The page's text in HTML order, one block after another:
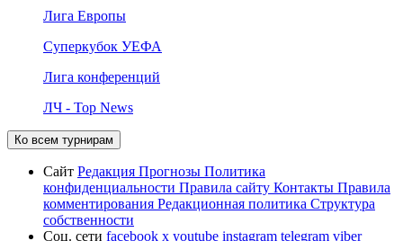
Лига Европы
Суперкубок УЕФА
Лига конференций
ЛЧ - Top News
Ко всем турнирам
Сайт Редакция Прогнозы Политика
конфиденциальности Правила сайту Контакты Правила
комментирования Редакционная политика Структура
собственности
Соц. сети facebook x youtube instagram telegram viber